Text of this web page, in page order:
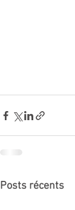
Posts récents